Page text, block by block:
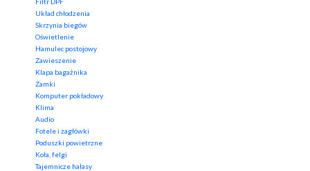
Układ chłodzenia
Skrzynia biegów
Oświetlenie
Hamulec postojowy
Zawieszenie
Klapa bagażnika
Zamki
Komputer pokładowy
Klima
Audio
Fotele i zagłówki
Poduszki powietrzne
Koła, felgi
Tajemnicze hałasy